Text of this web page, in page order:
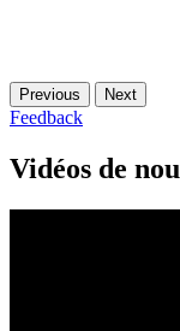
Previous Next
Feedback
Vidéos de